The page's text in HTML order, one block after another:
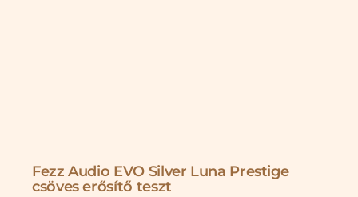
Fezz Audio EVO Silver Luna Prestige
csöves erősítő teszt